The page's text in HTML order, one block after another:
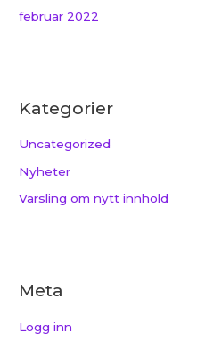
februar 2022
Kategorier
Uncategorized
Nyheter
Varsling om nytt innhold
Meta
Logg inn